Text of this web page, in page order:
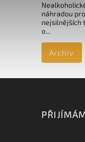
náhradou
nejsilnějších
o...
Archiv